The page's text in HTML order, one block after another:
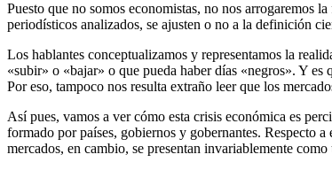
Puesto que no somos economistas, no nos arrogaremos
periodísticos analizados, se ajusten o no a la definición
Los hablantes conceptualizamos y representamos la
«subir» o «bajar» o que pueda haber días «negros». Y
Por eso, tampoco nos resulta extraño leer que los
Así pues, vamos a ver cómo esta crisis económica es
formado por países, gobiernos y gobernantes. Respecto
mercados, en cambio, se presentan invariablemente